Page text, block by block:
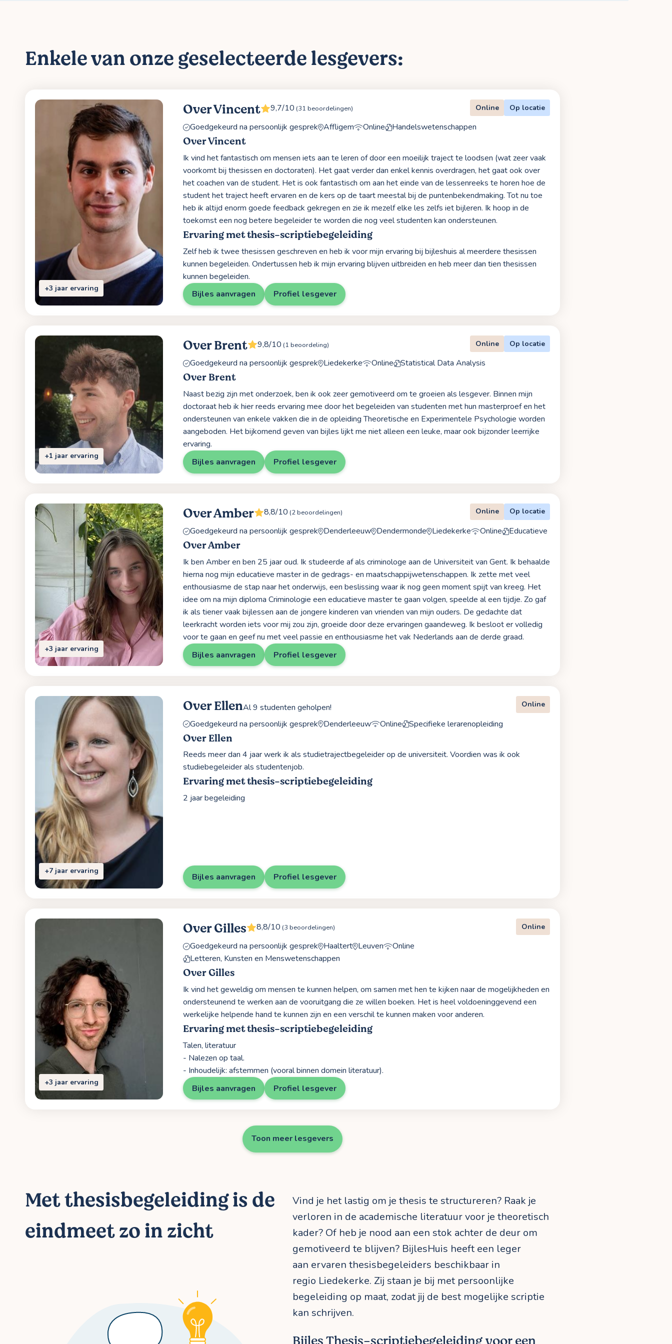
Enkele van onze geselecteerde lesgevers:
+3 jaar ervaring
Over Vincent 9,7/10 (31 beoordelingen) Online Op locatie
Goedgekeurd na persoonlijk gesprek Affligem Online Handelswetenschappen
Over Vincent
Ik vind het fantastisch om mensen iets aan te leren of door een moeilijk traject te loodsen (wat zeer vaak
voorkomt bij thesissen en doctoraten). Het gaat verder dan enkel kennis overdragen, het gaat ook over
het coachen van de student. Het is ook fantastisch om aan het einde van de lessenreeks te horen hoe de
student het traject heeft ervaren en de kers op de taart meestal bij de puntenbekendmaking. Tot nu toe
heb ik altijd enorm goede feedback gekregen en zie ik mezelf elke les zelfs iet bijleren. Ik hoop in de
toekomst een nog betere begeleider te worden die nog veel studenten kan ondersteunen.
Ervaring met thesis-scriptiebegeleiding
Zelf heb ik twee thesissen geschreven en heb ik voor mijn ervaring bij bijleshuis al meerdere thesissen
kunnen begeleiden. Ondertussen heb ik mijn ervaring blijven uitbreiden en heb meer dan tien thesissen
kunnen begeleiden.
Bijles aanvragen
Profiel lesgever
+1 jaar ervaring
Over Brent 9,8/10 (1 beoordeling) Online Op locatie
Goedgekeurd na persoonlijk gesprek Liedekerke Online Statistical Data Analysis
Over Brent
Naast bezig zijn met onderzoek, ben ik ook zeer gemotiveerd om te groeien als lesgever. Binnen mijn
doctoraat heb ik hier reeds ervaring mee door het begeleiden van studenten met hun masterproef en het
ondersteunen van enkele vakken die in de opleiding Theoretische en Experimentele Psychologie worden
aangeboden. Het bijkomend geven van bijles lijkt me niet alleen een leuke, maar ook bijzonder leerrijke
ervaring.
Bijles aanvragen
Profiel lesgever
+3 jaar ervaring
Over Amber 8,8/10 (2 beoordelingen) Online Op locatie
Goedgekeurd na persoonlijk gesprek Denderleeuw Dendermonde Liedekerke Online Educatieve
Over Amber
Ik ben Amber en ben 25 jaar oud. Ik studeerde af als criminologe aan de Universiteit van Gent. Ik behaalde
hierna nog mijn educatieve master in de gedrags- en maatschappijwetenschappen. Ik zette met veel
enthousiasme de stap naar het onderwijs, een beslissing waar ik nog geen moment spijt van kreeg. Het
idee om na mijn diploma Criminologie een educatieve master te gaan volgen, speelde al een tijdje. Zo gaf
ik als tiener vaak bijlessen aan de jongere kinderen van vrienden van mijn ouders. De gedachte dat
leerkracht worden iets voor mij zou zijn, groeide door deze ervaringen gaandeweg. Ik besloot er volledig
voor te gaan en geef nu met veel passie en enthousiasme het vak Nederlands aan de derde graad.
Bijles aanvragen
Profiel lesgever
+7 jaar ervaring
Over EllenAl 9 studenten geholpen! Online
Goedgekeurd na persoonlijk gesprek Denderleeuw Online Specifieke lerarenopleiding
Over Ellen
Reeds meer dan 4 jaar werk ik als studietrajectbegeleider op de universiteit. Voordien was ik ook
studiebegeleider als studentenjob.
Ervaring met thesis-scriptiebegeleiding
2 jaar begeleiding
Bijles aanvragen Profiel lesgever
+3 jaar ervaring
Over Gilles 8,8/10 (3 beoordelingen) Online
Goedgekeurd na persoonlijk gesprek Haaltert Leuven
Online
Letteren, Kunsten en Menswetenschappen
Over Gilles
Ik vind het geweldig om mensen te kunnen helpen, om samen met hen te kijken naar de mogelijkheden en
ondersteunend te werken aan de vooruitgang die ze willen boeken. Het is heel voldoeninggevend een
werkelijke helpende hand te kunnen zijn en een verschil te kunnen maken voor anderen.
Ervaring met thesis-scriptiebegeleiding
Talen, literatuur
- Nalezen op taal.
- Inhoudelijk: afstemmen (vooral binnen domein literatuur).
Bijles aanvragen
Profiel lesgever
Toon meer lesgevers
Met thesisbegeleiding is de
eindmeet zo in zicht
Vind je het lastig om je thesis te structureren? Raak je
verloren in de academische literatuur voor je theoretisch
kader? Of heb je nood aan een stok achter de deur om
gemotiveerd te blijven? BijlesHuis heeft een leger
aan ervaren thesisbegeleiders beschikbaar in
regio Liedekerke. Zij staan je bij met persoonlijke
begeleiding op maat, zodat jij de best mogelijke scriptie
kan schrijven.